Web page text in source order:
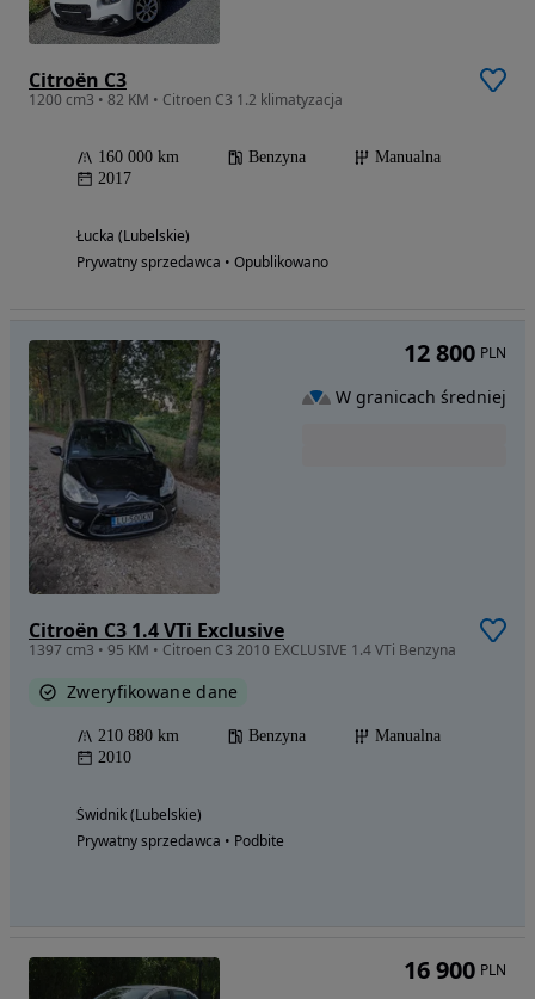
Citroën C3
1200 cm3 • 82 KM • Citroen C3 1.2 klimatyzacja
160 000 km Benzyna
Manualna
2017
Łucka (Lubelskie)
Prywatny sprzedawca • Opublikowano
Citroën C3 1.4 VTi Exclusive
1397 cm3 • 95 KM • Citroen C3 2010 EXCLUSIVE 1.4 VTi Benzyna
Zweryfikowane dane
210 880 km Benzyna
Manualna
2010
Świdnik (Lubelskie)
Prywatny sprzedawca • Podbite
12 800 PLN
W granicach średniej
16 900 PLN